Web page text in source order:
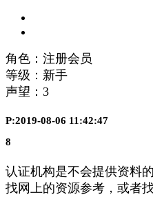
角色：注册会员
等级：新手
声望： 3
P:2019-08-06 11:42:47
8
认证机构是不会提供资料
找网上的资源参考，或者